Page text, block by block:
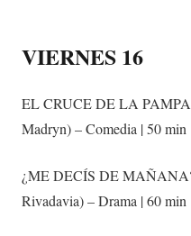
VIERNES 16
EL CRUCE DE LA PAMPA
Madryn) – Comedia | 50 min
¿ME DECÍS DE
Rivadavia) – Drama | 60